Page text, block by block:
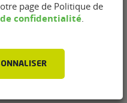
page de Politique de
confidentialité.